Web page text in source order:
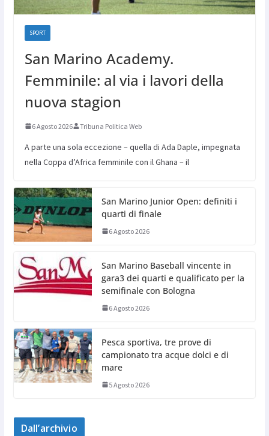
SPORT
San Marino Academy.
Femminile: al via i lavori della
nuova stagion
6 Agosto 2026 Tribuna Politica Web
A parte una sola eccezione – quella di Ada Daple, impegnata
nella Coppa d’Africa femminile con il Ghana – il
San Marino Junior Open: definiti i
quarti di finale
6 Agosto 2026
San Marino Baseball vincente in
gara3 dei quarti e qualificato per la
semifinale con Bologna
6 Agosto 2026
Pesca sportiva, tre prove di
campionato tra acque dolci e di
mare
5 Agosto 2026
Dall’archivio